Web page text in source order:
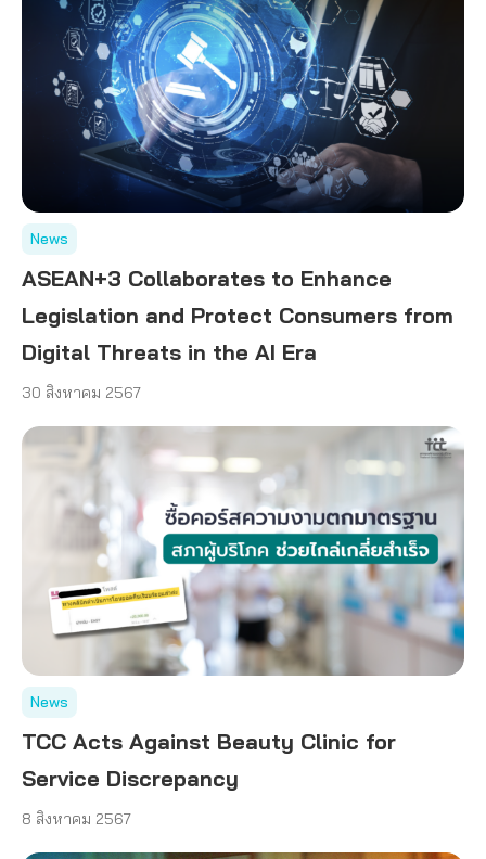
News
ASEAN+3 Collaborates to Enhance
Legislation and Protect Consumers from
Digital Threats in the AI Era
30 สิงหาคม 2567
News
TCC Acts Against Beauty Clinic for
Service Discrepancy
8 สิงหาคม 2567